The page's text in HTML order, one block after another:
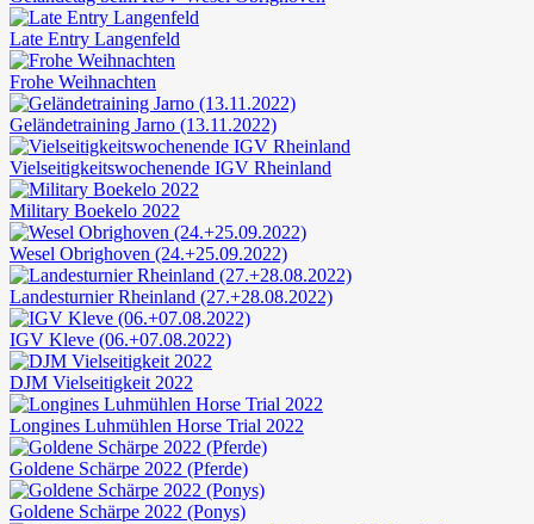
Late Entry Langenfeld
Frohe Weihnachten
Geländetraining Jarno (13.11.2022)
Vielseitigkeitswochenende IGV Rheinland
Military Boekelo 2022
Wesel Obrighoven (24.+25.09.2022)
Landesturnier Rheinland (27.+28.08.2022)
IGV Kleve (06.+07.08.2022)
DJM Vielseitigkeit 2022
Longines Luhmühlen Horse Trial 2022
Goldene Schärpe 2022 (Pferde)
Goldene Schärpe 2022 (Ponys)